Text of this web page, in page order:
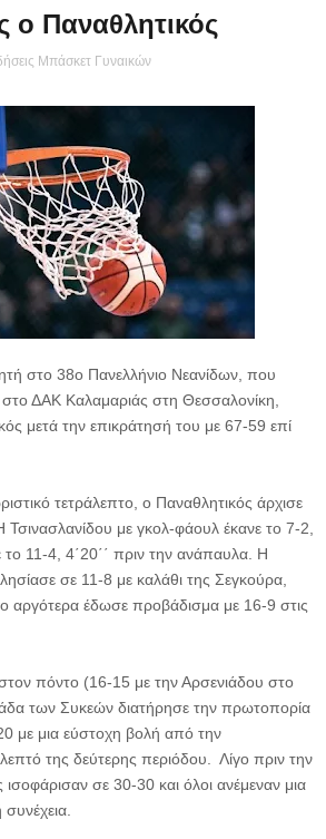
ο Παναθλητικός
Μπάσκετ Γυναικών
στο 38o Πανελλήνιο Νεανίδων, που
ΔΑΚ Καλαμαριάς στη Θεσσαλονίκη,
μετά την επικράτησή του με 67-59 επί
τετράλεπτο, ο Παναθλητικός άρχισε
Τσινασλανίδου με γκολ-φάουλ έκανε το 7-2,
11-4, 4΄20΄΄ πριν την ανάπαυλα. Η
σε 11-8 με καλάθι της Σεγκούρα,
αργότερα έδωσε προβάδισμα με 16-9 στις
πόντο (16-15 με την Αρσενιάδου στο
των Συκεών διατήρησε την πρωτοπορία
με μια εύστοχη βολή από την
της δεύτερης περιόδου. Λίγο πριν την
σε 30-30 και όλοι ανέμεναν μια